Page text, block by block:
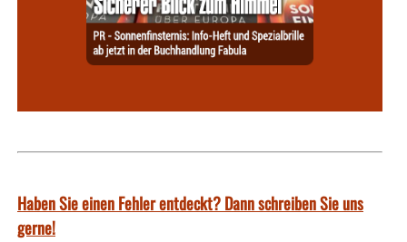
Haben Sie einen Fehler entdeckt? Dann schreiben Sie uns
gerne!